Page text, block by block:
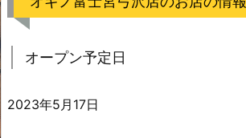
オープン予定日
2023年5月17日